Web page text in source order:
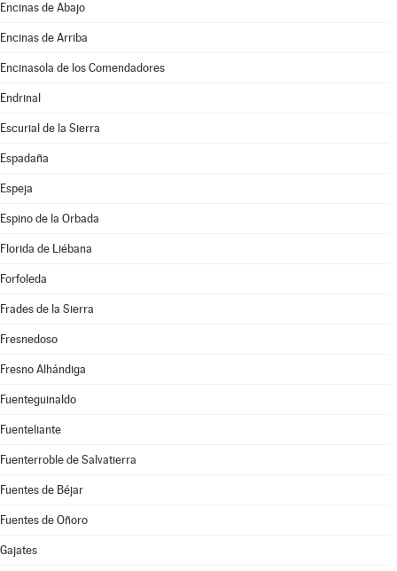
Encinas de Abajo
Encinas de Arriba
Encinasola de los Comendadores
Endrinal
Escurial de la Sierra
Espadaña
Espeja
Espino de la Orbada
Florida de Liébana
Forfoleda
Frades de la Sierra
Fresnedoso
Fresno Alhándiga
Fuenteguinaldo
Fuenteliante
Fuenterroble de Salvatierra
Fuentes de Béjar
Fuentes de Oñoro
Gajates